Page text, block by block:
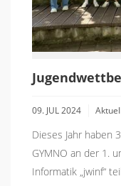
09. JUL 2024
Dieses Jahr haben
GYMNO an der 1.
Informatik „jwinf“